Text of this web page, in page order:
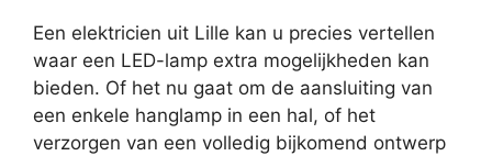
Een elektricien uit Lille kan u precies vertellen
waar een LED-lamp extra mogelijkheden kan
bieden. Of het nu gaat om de aansluiting van
een enkele hanglamp in een hal, of het
verzorgen van een volledig bijkomend ontwerp